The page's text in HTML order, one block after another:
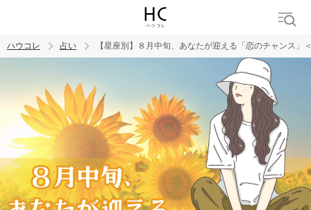
トレンド ワード
ハウコレ 占い 【星座別】８月中旬、あなたが迎える「恋のチャンス」